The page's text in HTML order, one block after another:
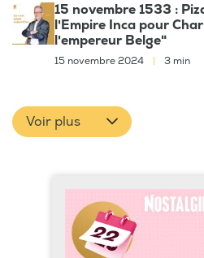
15 novembre 1533 :
l'Empire Inca pour
l'empereur Belge"
15 novembre 2024 3 min
Voir plus